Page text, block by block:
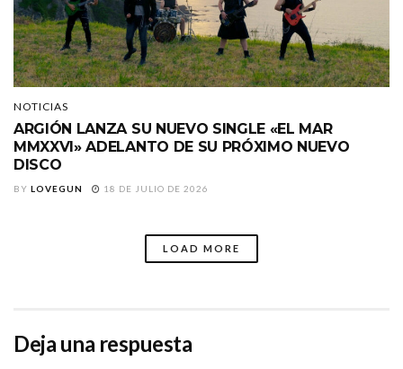
NOTICIAS
ARGIÓN LANZA SU NUEVO SINGLE «EL MAR
MMXXVI» ADELANTO DE SU PRÓXIMO NUEVO
DISCO
BY LOVEGUN 18 DE JULIO DE 2026
LOAD MORE
Deja una respuesta